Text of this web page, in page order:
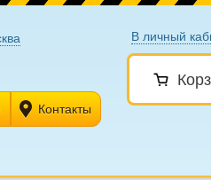
В личный
Контакты